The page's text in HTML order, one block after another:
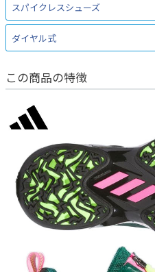
スパイクレスシューズ
ダイヤル式
この商品の特徴